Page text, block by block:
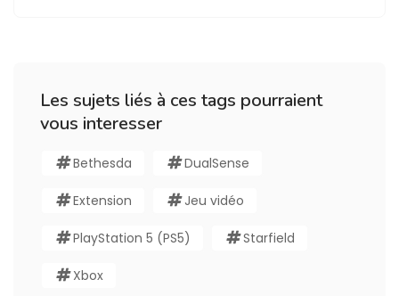
Les sujets liés à ces tags pourraient
vous interesser
Bethesda DualSense
Extension Jeu vidéo
PlayStation 5 (PS5) Starfield
Xbox